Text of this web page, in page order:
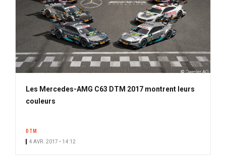
Les Mercedes-AMG C63 DTM 2017 montrent leurs
couleurs
DTM
4 AVR. 2017 • 14:12